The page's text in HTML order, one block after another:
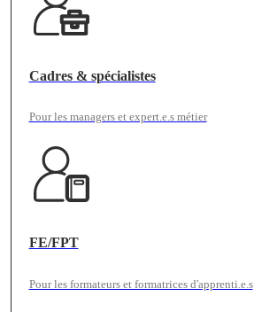
Cadres & spécialistes
Pour les managers et expert.e.s métier
FE/FPT
Pour les formateurs et formatrices d'apprenti.e.s